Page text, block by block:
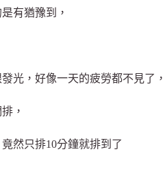
有猶豫到，
光，好像一天的疲勞都不見了，
，
然只排10分鐘就排到了